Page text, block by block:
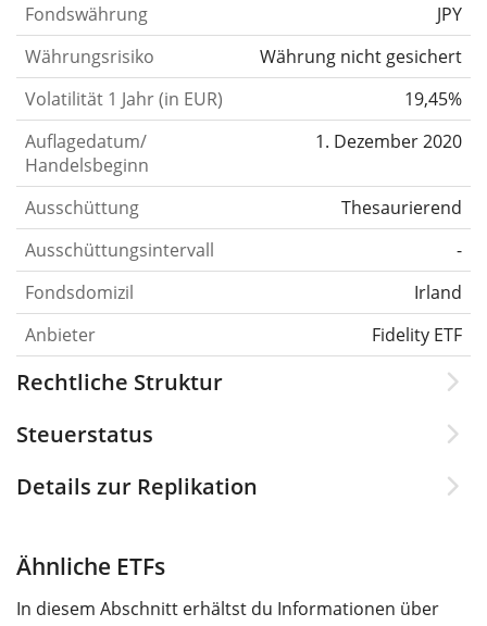
Fondswährung
JPY
Währungsrisiko
Währung nicht gesichert
Volatilität 1 Jahr (in EUR)
19,45%
Auflagedatum/
Handelsbeginn
1. Dezember 2020
Ausschüttung
Thesaurierend
Ausschüttungsintervall
-
Fondsdomizil
Irland
Anbieter
Fidelity ETF
Rechtliche Struktur
Steuerstatus
Details zur Replikation
Ähnliche ETFs
In diesem Abschnitt erhältst du Informationen über